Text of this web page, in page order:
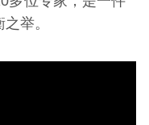
举。